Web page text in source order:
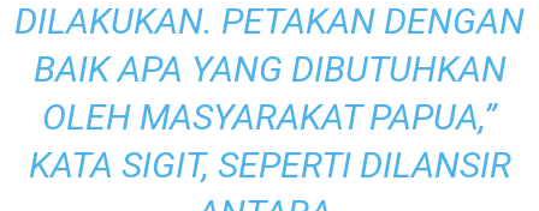
DILAKUKAN. PETAKAN DENGAN
BAIK APA YANG DIBUTUHKAN
OLEH MASYARAKAT PAPUA,”
KATA SIGIT, SEPERTI DILANSIR